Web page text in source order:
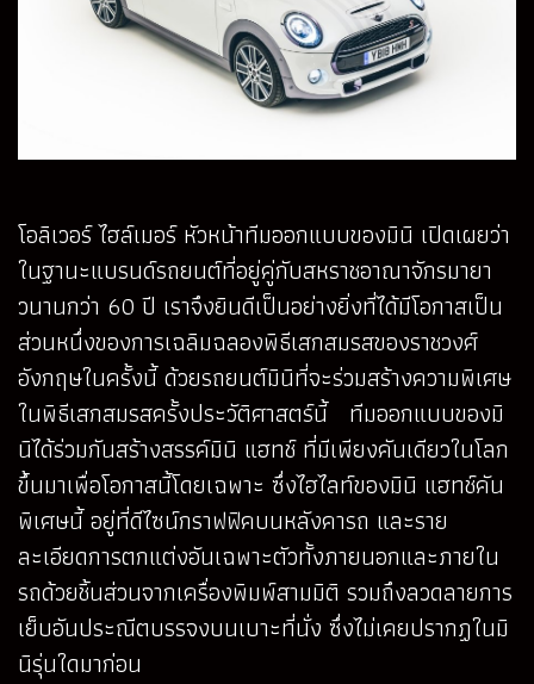
โอลิเวอร์ ไฮล์เมอร์ หัวหน้าทีมออกแบบของมินิ เปิดเผยว่า
ในฐานะแบรนด์รถยนต์ที่อยู่คู่กับสหราชอาณาจักรมายา
วนานกว่า 60 ปี เราจึงยินดีเป็นอย่างยิ่งที่ได้มีโอกาสเป็น
ส่วนหนึ่งของการเฉลิมฉลองพิธีเสกสมรสของราชวงศ์
อังกฤษในครั้งนี้ ด้วยรถยนต์มินิที่จะร่วมสร้างความพิเศษ
ในพิธีเสกสมรสครั้งประวัติศาสตร์นี้ ทีมออกแบบของมิ
นิได้ร่วมกันสร้างสรรค์มินิ แฮทช์ ที่มีเพียงคันเดียวในโลก
ขึ้นมาเพื่อโอกาสนี้โดยเฉพาะ ซึ่งไฮไลท์ของมินิ แฮทช์คัน
พิเศษนี้ อยู่ที่ดีไซน์กราฟฟิคบนหลังคารถ และราย
ละเอียดการตกแต่งอันเฉพาะตัวทั้งภายนอกและภายใน
รถด้วยชิ้นส่วนจากเครื่องพิมพ์สามมิติ รวมถึงลวดลายการ
เย็บอันประณีตบรรจงบนเบาะที่นั่ง ซึ่งไม่เคยปรากฏในมิ
นิรุ่นใดมาก่อน